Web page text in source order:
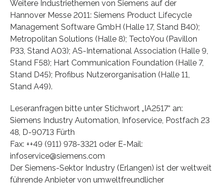
Weitere Industriethemen von Siemens auf der
Hannover Messe 2011: Siemens Product Lifecycle
Management Software GmbH (Halle 17, Stand B40);
Metropolitan Solutions (Halle 8); TectoYou (Pavillon
P33, Stand A03); AS-International Association (Halle 9,
Stand F58); Hart Communication Foundation (Halle 7,
Stand D45); Profibus Nutzerorganisation (Halle 11,
Stand A49).
Leseranfragen bitte unter Stichwort „IA2517“ an:
Siemens Industry Automation, Infoservice, Postfach 23
48, D-90713 Fürth
Fax: ++49 (911) 978-3321 oder E-Mail:
infoservice@siemens.com
Der Siemens-Sektor Industry (Erlangen) ist der weltweit
führende Anbieter von umweltfreundlicher